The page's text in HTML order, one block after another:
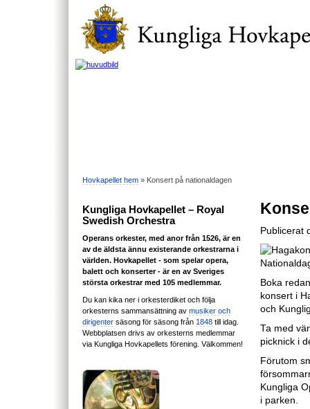
Hovkapellet hem » Konsert på nationaldagen
Kungliga Hovkapellet – Royal
Swedish Orchestra
Operans orkester, med anor från 1526, är en
av de äldsta ännu existerande orkestrarna i
världen. Hovkapellet - som spelar opera,
balett och konserter - är en av Sveriges
största orkestrar med 105 medlemmar.
Du kan kika ner i orkesterdiket och följa
orkesterns sammansättning av musiker och
dirigenter säsong för säsong från 1848 till idag.
Webbplatsen drivs av orkesterns medlemmar
via Kungliga Hovkapellets förening. Välkommen!
Publicerat
Boka
konsert i
och
Ta med
picknick i
Förutom
Kungliga
i parken.